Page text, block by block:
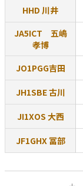
HHD 川井
JA5ICT 五嶋
孝博
JO1PGG吉田
JH1SBE 古川
JI1XOS 大西
JF1GHX 冨部